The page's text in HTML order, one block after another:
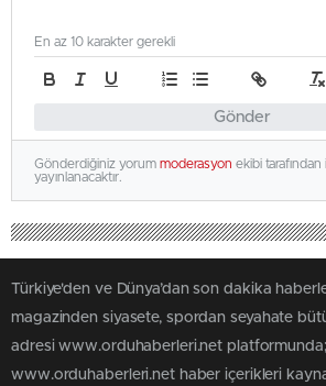
Gönder
En az 10 karakter gerekli
Gönderdiğiniz yorum moderasyon ekibi
yayınlanacaktır.
Türkiye'den ve Dünya’dan son dakika
magazinden siyasete, spordan seyahate
adresi www.orduhaberleri.net platformunda;
www.orduhaberleri.net haber içerikleri